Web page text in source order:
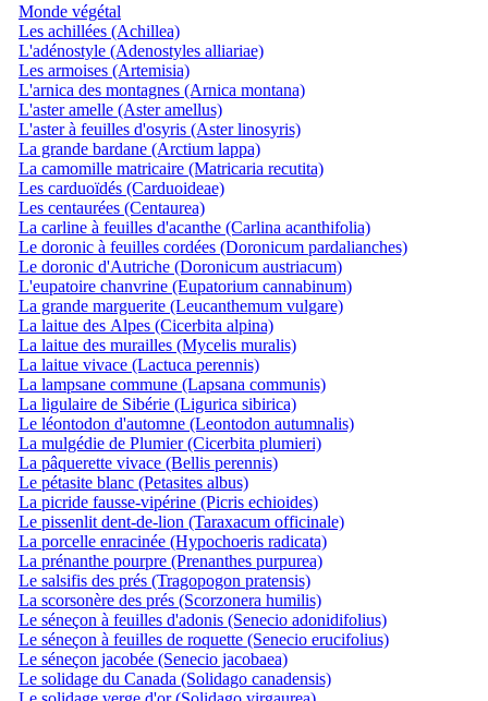
Monde végétal
Les achillées (Achillea)
L'adénostyle (Adenostyles alliariae)
Les armoises (Artemisia)
L'arnica des montagnes (Arnica montana)
L'aster amelle (Aster amellus)
L'aster à feuilles d'osyris (Aster linosyris)
La grande bardane (Arctium lappa)
La camomille matricaire (Matricaria recutita)
Les carduoïdés (Carduoideae)
Les centaurées (Centaurea)
La carline à feuilles d'acanthe (Carlina acanthifolia)
Le doronic à feuilles cordées (Doronicum pardalianches)
Le doronic d'Autriche (Doronicum austriacum)
L'eupatoire chanvrine (Eupatorium cannabinum)
La grande marguerite (Leucanthemum vulgare)
La laitue des Alpes (Cicerbita alpina)
La laitue des murailles (Mycelis muralis)
La laitue vivace (Lactuca perennis)
La lampsane commune (Lapsana communis)
La ligulaire de Sibérie (Ligurica sibirica)
Le léontodon d'automne (Leontodon autumnalis)
La mulgédie de Plumier (Cicerbita plumieri)
La pâquerette vivace (Bellis perennis)
Le pétasite blanc (Petasites albus)
La picride fausse-vipérine (Picris echioides)
Le pissenlit dent-de-lion (Taraxacum officinale)
La porcelle enracinée (Hypochoeris radicata)
La prénanthe pourpre (Prenanthes purpurea)
Le salsifis des prés (Tragopogon pratensis)
La scorsonère des prés (Scorzonera humilis)
Le séneçon à feuilles d'adonis (Senecio adonidifolius)
Le séneçon à feuilles de roquette (Senecio erucifolius)
Le séneçon jacobée (Senecio jacobaea)
Le solidage du Canada (Solidago canadensis)